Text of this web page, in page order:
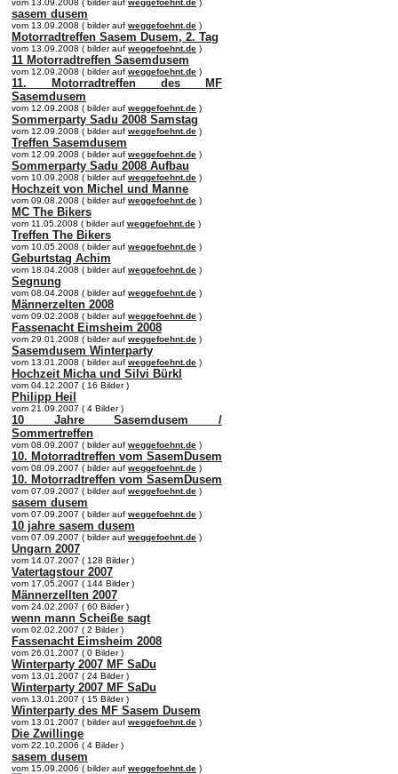
vom 13.09.2008 ( bilder auf weggefoehnt.de )
sasem dusem
vom 13.09.2008 ( bilder auf weggefoehnt.de )
Motorradtreffen Sasem Dusem, 2. Tag
vom 13.09.2008 ( bilder auf weggefoehnt.de )
11 Motorradtreffen Sasemdusem
vom 12.09.2008 ( bilder auf weggefoehnt.de )
11. Motorradtreffen des MF
Sasemdusem
vom 12.09.2008 ( bilder auf weggefoehnt.de )
Sommerparty Sadu 2008 Samstag
vom 12.09.2008 ( bilder auf weggefoehnt.de )
Treffen Sasemdusem
vom 12.09.2008 ( bilder auf weggefoehnt.de )
Sommerparty Sadu 2008 Aufbau
vom 10.09.2008 ( bilder auf weggefoehnt.de )
Hochzeit von Michel und Manne
vom 09.08.2008 ( bilder auf weggefoehnt.de )
MC The Bikers
vom 11.05.2008 ( bilder auf weggefoehnt.de )
Treffen The Bikers
vom 10.05.2008 ( bilder auf weggefoehnt.de )
Geburtstag Achim
vom 18.04.2008 ( bilder auf weggefoehnt.de )
Segnung
vom 08.04.2008 ( bilder auf weggefoehnt.de )
Männerzelten 2008
vom 09.02.2008 ( bilder auf weggefoehnt.de )
Fassenacht Eimsheim 2008
vom 29.01.2008 ( bilder auf weggefoehnt.de )
Sasemdusem Winterparty
vom 13.01.2008 ( bilder auf weggefoehnt.de )
Hochzeit Micha und Silvi Bürkl
vom 04.12.2007 ( 16 Bilder )
Philipp Heil
vom 21.09.2007 ( 4 Bilder )
10 Jahre Sasemdusem /
Sommertreffen
vom 08.09.2007 ( bilder auf weggefoehnt.de )
10. Motorradtreffen vom SasemDusem
vom 08.09.2007 ( bilder auf weggefoehnt.de )
10. Motorradtreffen vom SasemDusem
vom 07.09.2007 ( bilder auf weggefoehnt.de )
sasem dusem
vom 07.09.2007 ( bilder auf weggefoehnt.de )
10 jahre sasem dusem
vom 07.09.2007 ( bilder auf weggefoehnt.de )
Ungarn 2007
vom 14.07.2007 ( 128 Bilder )
Vatertagstour 2007
vom 17.05.2007 ( 144 Bilder )
Männerzellten 2007
vom 24.02.2007 ( 60 Bilder )
wenn mann Scheiße sagt
vom 02.02.2007 ( 2 Bilder )
Fassenacht Eimsheim 2008
vom 26.01.2007 ( 0 Bilder )
Winterparty 2007 MF SaDu
vom 13.01.2007 ( 24 Bilder )
Winterparty 2007 MF SaDu
vom 13.01.2007 ( 15 Bilder )
Winterparty des MF Sasem Dusem
vom 13.01.2007 ( bilder auf weggefoehnt.de )
Die Zwillinge
vom 22.10.2006 ( 4 Bilder )
sasem dusem
vom 15.09.2006 ( bilder auf weggefoehnt.de )